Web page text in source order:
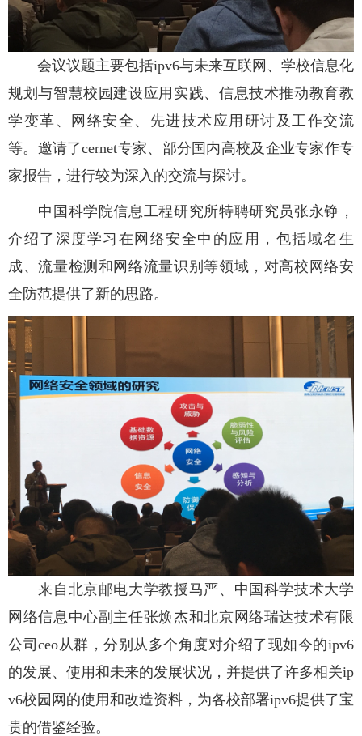
会议议题主要包括ipv6与未来互联网、学校信息化
规划与智慧校园建设应用实践、信息技术推动教育教
学变革、网络安全、先进技术应用研讨及工作交流
等。邀请了cernet专家、部分国内高校及企业专家作专
家报告，进行较为深入的交流与探讨。
中国科学院信息工程研究所特聘研究员张永铮，
介绍了深度学习在网络安全中的应用，包括域名生
成、流量检测和网络流量识别等领域，对高校网络安
全防范提供了新的思路。
来自北京邮电大学教授马严、中国科学技术大学
网络信息中心副主任张焕杰和北京网络瑞达技术有限
公司ceo从群，分别从多个角度对介绍了现如今的ipv6
的发展、使用和未来的发展状况，并提供了许多相关ip
v6校园网的使用和改造资料，为各校部署ipv6提供了宝
贵的借鉴经验。